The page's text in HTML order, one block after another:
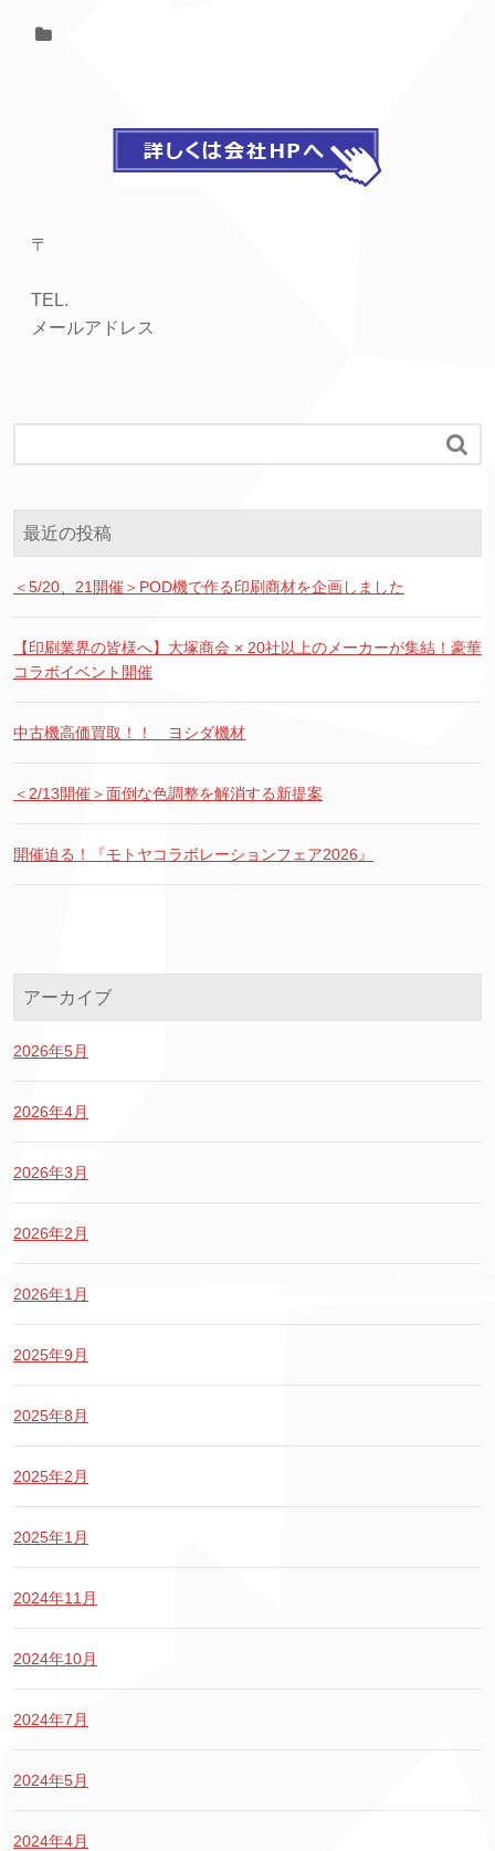
〒
TEL.
メールアドレス

最近の投稿
＜5/20、21開催＞POD機で作る印刷商材を企画しました
【印刷業界の皆様へ】大塚商会 × 20社以上のメーカーが集結！豪華
コラボイベント開催
中古機高価買取！！ ヨシダ機材
＜2/13開催＞面倒な色調整を解消する新提案
開催迫る！『モトヤコラボレーションフェア2026』
アーカイブ
2026年5月
2026年4月
2026年3月
2026年2月
2026年1月
2025年9月
2025年8月
2025年2月
2025年1月
2024年11月
2024年10月
2024年7月
2024年5月
2024年4月